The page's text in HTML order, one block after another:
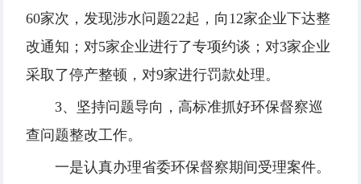
60家次，发现涉水问题22起，向12家企业下达整
改通知；对5家企业进行了专项约谈；对3家企业
采取了停产整顿，对9家进行罚款处理。
3、坚持问题导向，高标准抓好环保督察巡
查问题整改工作。
一是认真办理省委环保督察期间受理案件。